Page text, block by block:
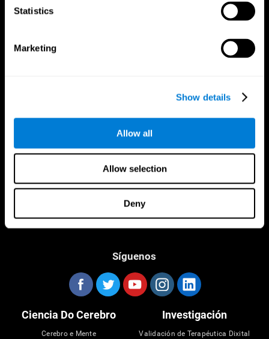
Statistics
Marketing
Show details
Allow all
Allow selection
Deny
Aplicación CogniFit
Síguenos
Ciencia Do Cerebro
Cerebro e Mente
Investigación
Validación de Terapéutica Dixital